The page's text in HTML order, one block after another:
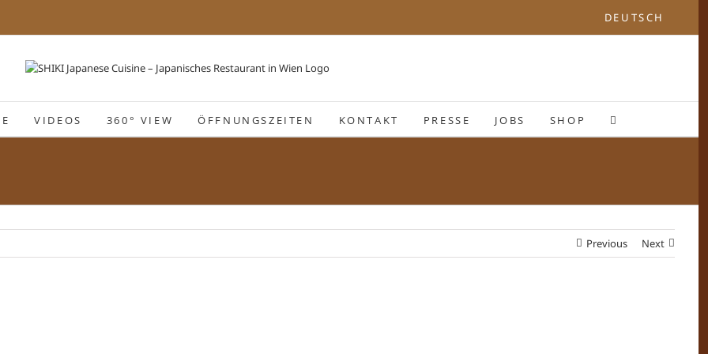
DEUTSCH
VIDEOS 360° VIEW ÖFFNUNGSZEITEN KONTAKT PRESSE JOBS SHOP
Previous Next